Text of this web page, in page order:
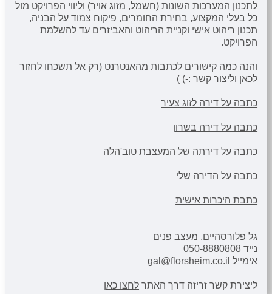
לתכנון המערכות השונות (חשמל, מזוג אויר) וליווי הפרויקט מול
כל בעלי המקצוע, בחירת החומרים, פיקוח צמוד על הבניה,
תכנון ריהוט אישי וקניית הריהוט והאביזרים עד להשלמת
הפרויקט.
והנה כמה קישורים לכתבות מהאנטרנט (רק אל תשכחו לחזור
לכאן וליצור קשר :-) )
כתבה על דירה לזוג צעיר
כתבה על דירה בשרון
כתבה על דירתה של המעצבת טוב'הלה
כתבה על הדירה שלי
כתבת היכרות אישית
גל פלורסהיים, מעצב פנים
נייד 050-8880808
אימייל gal@florsheim.co.il
ליצירת קשר זריזה דרך האתר לחצו כאן